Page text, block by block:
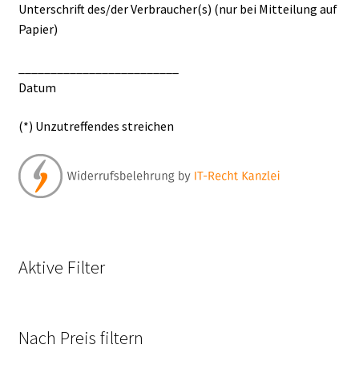
Unterschrift des/der Verbraucher(s) (nur bei Mitteilung auf
Papier)
Datum
(*) Unzutreffendes streichen
Aktive Filter
Nach Preis filtern